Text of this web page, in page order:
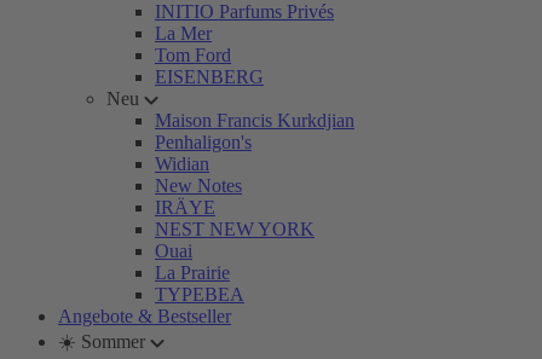
INITIO Parfums Privés
La Mer
Tom Ford
EISENBERG
Neu
Maison Francis Kurkdjian
Penhaligon's
Widian
New Notes
IRÄYE
NEST NEW YORK
Ouai
La Prairie
TYPEBEA
Angebote & Bestseller
☀️ Sommer